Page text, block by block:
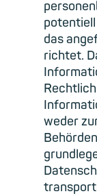
das
richtet.
weder